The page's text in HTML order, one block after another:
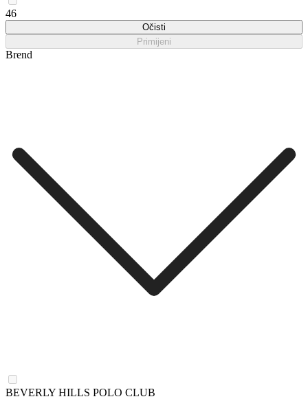
46
Očisti
Primijeni
Brend
BEVERLY HILLS POLO CLUB